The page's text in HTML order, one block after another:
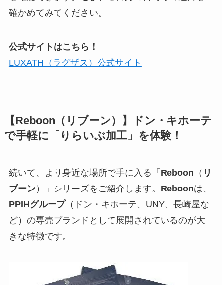
確かめてみてください。
公式サイトはこちら！
LUXATH（ラグザス）公式サイト
【Reboon（リブーン）】ドン・キホーテ
で手軽に「りらいぶ加工」を体験！
続いて、より身近な場所で手に入る「 Reboon （ リ
ブーン）」シリーズをご紹介します。 Reboonは、
PPIHグループ（ドン・キホーテ、UNY、長崎屋な
ど）の専売ブランドとして展開されているのが大
きな特徴です。